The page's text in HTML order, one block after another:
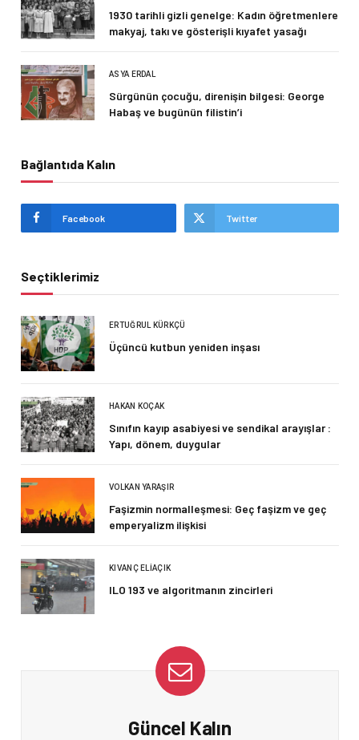
1930 tarihli gizli genelge: Kadın öğretmenlere
makyaj, takı ve gösterişli kıyafet yasağı
ASYA ERDAL
Sürgünün çocuğu, direnişin bilgesi: George
Habaş ve bugünün filistin’i
Bağlantıda Kalın
Facebook Twitter
Seçtiklerimiz
ERTUĞRUL KÜRKÇÜ
Üçüncü kutbun yeniden inşası
HAKAN KOÇAK
Sınıfın kayıp asabiyesi ve sendikal arayışlar :
Yapı, dönem, duygular
VOLKAN YARAŞIR
Faşizmin normalleşmesi: Geç faşizm ve geç
emperyalizm ilişkisi
KIVANÇ ELIAÇIK
ILO 193 ve algoritmanın zincirleri
Güncel Kalın